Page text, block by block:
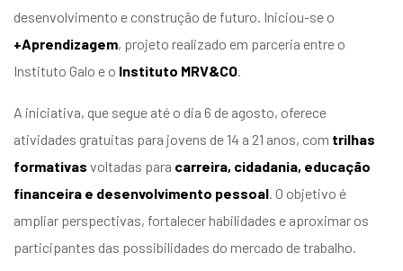
desenvolvimento e construção de futuro. Iniciou-se o
+Aprendizagem, projeto realizado em parceria entre o
Instituto Galo e o Instituto MRV&CO.
A iniciativa, que segue até o dia 6 de agosto, oferece
atividades gratuitas para jovens de 14 a 21 anos, com trilhas
formativas voltadas para carreira, cidadania, educação
financeira e desenvolvimento pessoal. O objetivo é
ampliar perspectivas, fortalecer habilidades e aproximar os
participantes das possibilidades do mercado de trabalho.